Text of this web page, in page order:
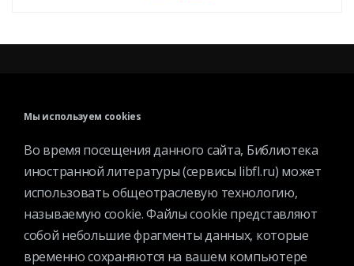
МЕРОПРИЯТИЯ
СТРУКТУРА
О БИБЛИОТЕКЕ
Мы используем cookies
Во время посещения данного сайта, Библиотека
иностранной литературы (сервисы libfl.ru) может
использовать общеотраслевую технологию,
называемую cookie. Файлы cookie представляют
собой небольшие фрагменты данных, которые
временно сохраняются на вашем компьютере